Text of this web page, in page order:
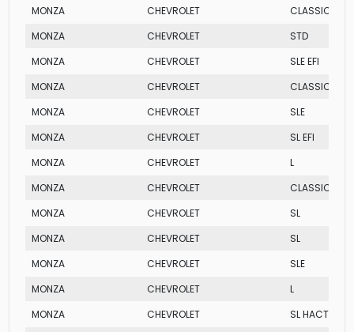
MONZA
CHEVROLET
CLASSIC SE
MONZA
CHEVROLET
STD
MONZA
CHEVROLET
SLE EFI
MONZA
CHEVROLET
CLASSIC SE
MONZA
CHEVROLET
SLE
MONZA
CHEVROLET
SL EFI
MONZA
CHEVROLET
L
MONZA
CHEVROLET
CLASSIC SE
MONZA
CHEVROLET
SL
MONZA
CHEVROLET
SL
MONZA
CHEVROLET
SLE
MONZA
CHEVROLET
L
MONZA
CHEVROLET
SL HACTH